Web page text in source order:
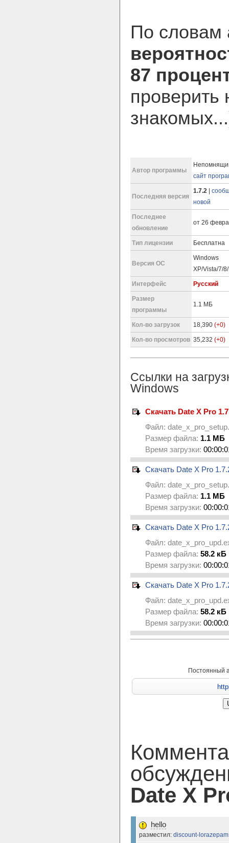
По словам
87
проверить
Автор программы
сайт
Последняя версия
1.7.2
новой
Последнее
обновление
от 26
Тип лицензии Бесплатна
Версия ОС
Windows
XP/Vista/7/
Интерфейс Русский
Размер
программы
1.1 МБ
Кол-во загрузок 18,390 (+0)
Кол-во просмотров 35,232 (+0)
Ссылки на
Windows
Скачать Date X Pro
Файл:
Размер файла: 1.1 МБ
Время загрузки:
Скачать Date X Pro
Файл:
Размер файла: 1.1 МБ
Время загрузки:
Скачать Date X Pro
Файл:
Размер файла: 58.2 кБ
Время загрузки:
Скачать Date X Pro
Файл:
Размер файла: 58.2 кБ
Время загрузки:
Постоянный
Date X
hello
разместил: discount-